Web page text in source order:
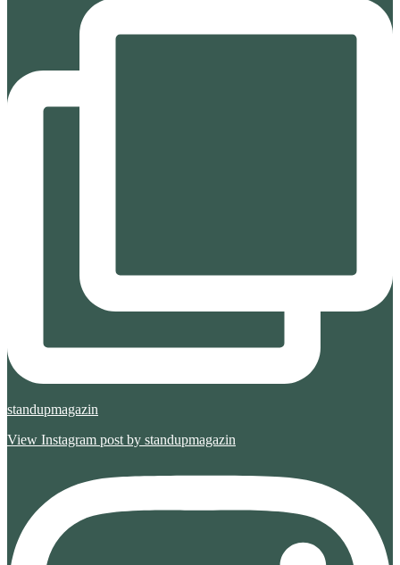
standupmagazin
View Instagram post by standupmagazin